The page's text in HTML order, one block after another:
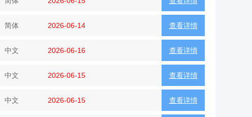
查看详情
简体 2026-06-14
查看详情
中文 2026-06-16
查看详情
中文 2026-06-15
查看详情
中文 2026-06-15